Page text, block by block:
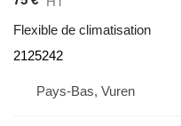
Flexible de climatisation
2125242
Pays-Bas, Vuren